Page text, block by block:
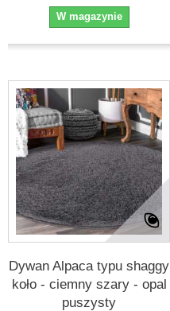
W magazynie
Dywan Alpaca typu shaggy
koło - ciemny szary - opal
puszysty